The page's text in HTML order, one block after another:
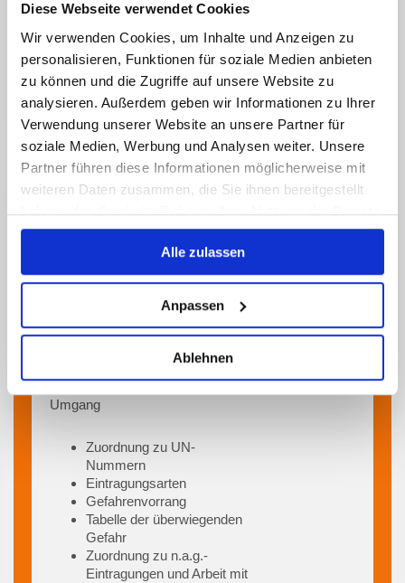
Diese Webseite verwendet Cookies
Wir verwenden Cookies, um Inhalte und Anzeigen zu
personalisieren, Funktionen für soziale Medien anbieten
zu können und die Zugriffe auf unsere Website zu
analysieren. Außerdem geben wir Informationen zu Ihrer
Verwendung unserer Website an unsere Partner für
soziale Medien, Werbung und Analysen weiter. Unsere
Partner führen diese Informationen möglicherweise mit
weiteren Daten zusammen, die Sie ihnen bereitgestellt
haben oder die sie im Rahmen Ihrer Nutzung der Dienste
gesammelt haben.
Alle zulassen
Anpassen
Ablehnen
Klassifizierung von
Gefahrstoffen und
Gefahrgütern oder
Wie
komme ich zu der UN-
Nummer?
Termin: n.n.
Zusammenhänge des
(allgemein), Handbuch Prüfungen
und Kriterien
Klasseneinteilung im
Gefahrgutrecht mit Bezug zur
CLP-VO und zum Abfallrecht
Klassifizierung für Transport und
Umgang
Zuordnung zu UN-
Nummern
Eintragungsarten
Gefahrenvorrang
Tabelle der überwiegenden
Gefahr
Zuordnung zu n.a.g.-
Eintragungen und Arbeit mit